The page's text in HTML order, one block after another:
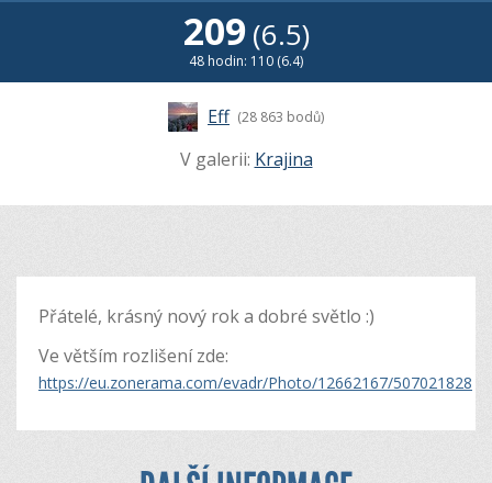
209 (6.5)
48 hodin: 110 (6.4)
Eff (28 863 bodů)
V galerii: Krajina
Přátelé, krásný nový rok a dobré světlo :)
Ve větším rozlišení zde:
https://eu.zonerama.com/evadr/Photo/12662167/507021828